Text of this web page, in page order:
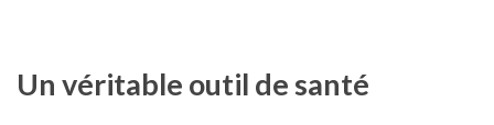
Un véritable outil de santé